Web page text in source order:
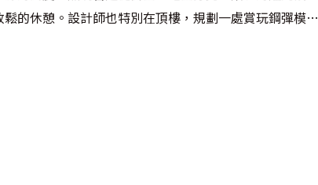
的休憩。設計師也特別在頂樓，規劃一處賞玩鋼彈模型
合屋主嗜好的主題空間。
晚，真的很感謝設計師。」在週日早上七點，一通來自
師至今仍印象深刻，更希望將此種愉悅心情，以及快樂